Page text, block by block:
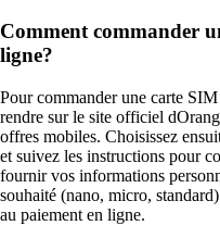
Comment commander
ligne?
Pour commander une carte
rendre sur le site officiel
offres mobiles. Choisissez
et suivez les instructions pour
fournir vos informations
souhaité (nano, micro,
au paiement en ligne.